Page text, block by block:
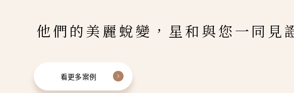
他們的美麗蛻變，星和與您一同見
看更多案例